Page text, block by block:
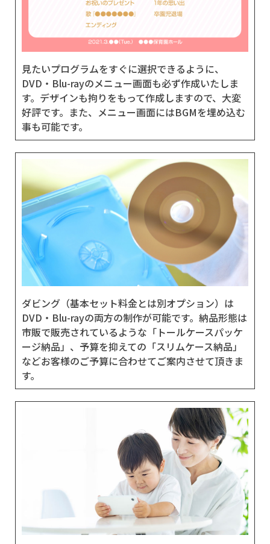
見たいプログラムをすぐに選択できるように、
DVD・Blu-rayのメニュー画面も必ず作成いたしま
す。デザインも拘りをもって作成しますので、大変
好評です。また、メニュー画面にはBGMを埋め込む
事も可能です。
ダビング（基本セット料金とは別オプション）は
DVD・Blu-rayの両方の制作が可能です。納品形態は
市販で販売されているような「トールケースパッケ
ージ納品」、予算を抑えての「スリムケース納品」
などお客様のご予算に合わせてご案内させて頂きま
す。